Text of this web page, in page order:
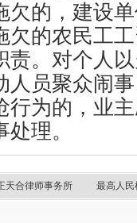
欠的，建设
欠的农民工
责。对个人
人员聚众闹
行为的，业
理。
律师事务所 最高人民检察